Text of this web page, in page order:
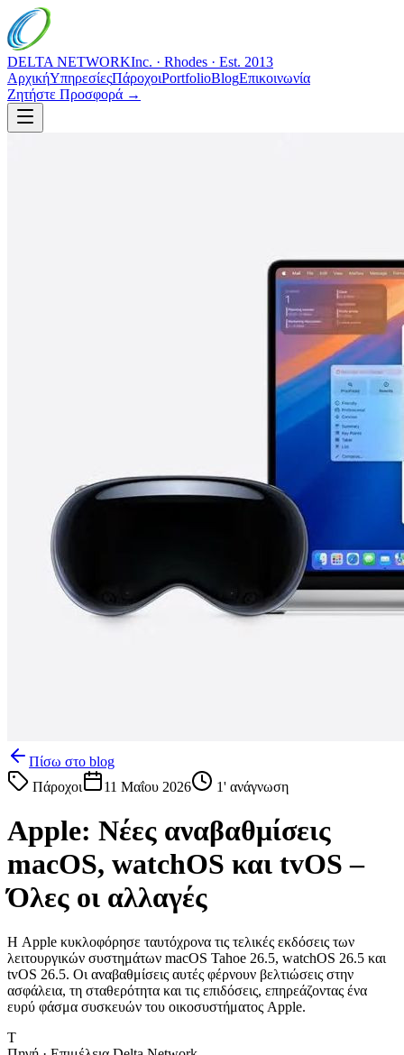
DELTA NETWORKInc. · Rhodes · Est. 2013
ΑρχικήΥπηρεσίεςΠάροχοιPortfolioBlogΕπικοινωνία
Ζητήστε Προσφορά →
Πίσω στο blog
Πάροχοι
11 Μαΐου 2026 1' ανάγνωση
Apple: Νέες αναβαθμίσεις
macOS, watchOS και tvOS –
Όλες οι αλλαγές
Η Apple κυκλοφόρησε ταυτόχρονα τις τελικές εκδόσεις των
λειτουργικών συστημάτων macOS Tahoe 26.5, watchOS 26.5 και
tvOS 26.5. Οι αναβαθμίσεις αυτές φέρνουν βελτιώσεις στην
ασφάλεια, τη σταθερότητα και τις επιδόσεις, επηρεάζοντας ένα
ευρύ φάσμα συσκευών του οικοσυστήματος Apple.
T